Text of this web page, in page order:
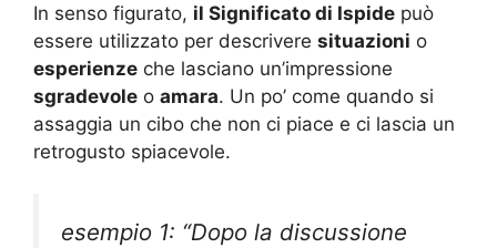
In senso figurato, il Significato di Ispide può
essere utilizzato per descrivere situazioni o
esperienze che lasciano un’impressione
sgradevole o amara. Un po’ come quando si
assaggia un cibo che non ci piace e ci lascia un
retrogusto spiacevole.
esempio 1: “Dopo la discussione